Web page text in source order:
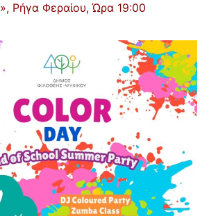
Ρήγα Φεραίου,Ώρα 19:00